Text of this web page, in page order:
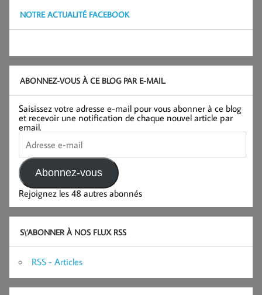
NOTRE ACTUALITÉ FACEBOOK
ABONNEZ-VOUS À CE BLOG PAR E-MAIL.
Saisissez votre adresse e-mail pour vous abonner à ce blog
et recevoir une notification de chaque nouvel article par
email.
Adresse
e-
mail
Abonnez-vous
Rejoignez les 48 autres abonnés
S\’ABONNER À NOS FLUX RSS
RSS - Articles